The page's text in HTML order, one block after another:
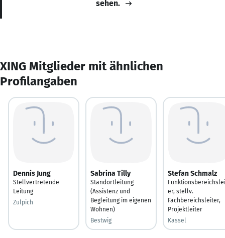
sehen.
XING Mitglieder mit ähnlichen
Profilangaben
Dennis Jung
Stellvertretende
Leitung
Zulpich
Sabrina Tilly
Standortleitung
(Assistenz und
Begleitung im eigenen
Wohnen)
Bestwig
Stefan Schmalz
er, stellv.
Fachbereichsleiter,
Projektleiter
Kassel